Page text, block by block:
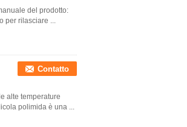
del prodotto:
per rilasciare ...
Contatto
alte temperature
polimida è una ...